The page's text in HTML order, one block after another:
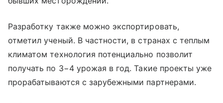
Разработку также можно экспортировать,
отметил ученый. В частности, в странах с теплым
климатом технология потенциально позволит
получать по 3−4 урожая в год. Такие проекты уже
прорабатываются с зарубежными партнерами.